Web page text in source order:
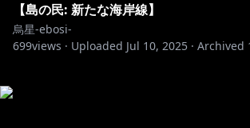
【島の民: 新たな海岸線】
烏星-ebosi-
699views · Uploaded Jul 10, 2025 · Archived